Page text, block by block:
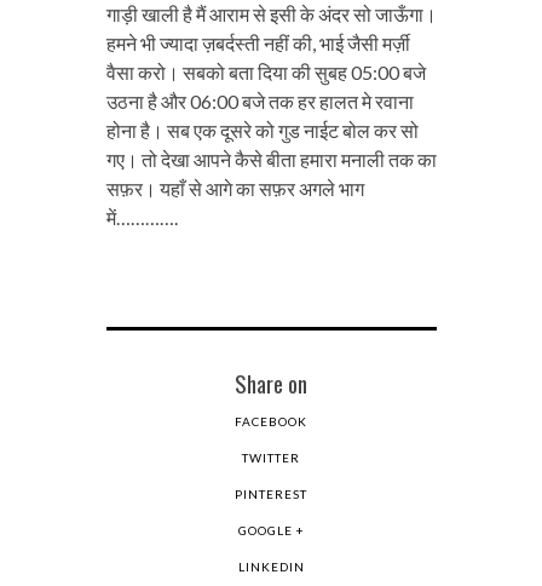
गाड़ी खाली है मैं आराम से इसी के अंदर सो जाऊँगा।
हमने भी ज्यादा ज़बर्दस्ती नहीं की, भाई जैसी मर्ज़ी
वैसा करो। सबको बता दिया की सुबह 05:00 बजे
उठना है और 06:00 बजे तक हर हालत मे रवाना
होना है। सब एक दूसरे को गुड नाईट बोल कर सो
गए। तो देखा आपने कैसे बीता हमारा मनाली तक का
सफ़र। यहाँ से आगे का सफ़र अगले भाग
में………….
Share on
FACEBOOK
TWITTER
PINTEREST
GOOGLE +
LINKEDIN